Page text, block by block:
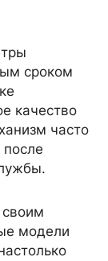
сроком
качество
часто
модели